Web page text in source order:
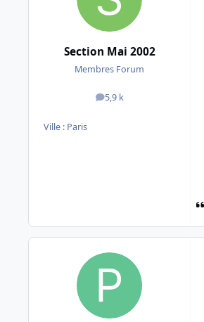
Section Mai 2002
Membres Forum
5,9 k
messages
Ville : Paris